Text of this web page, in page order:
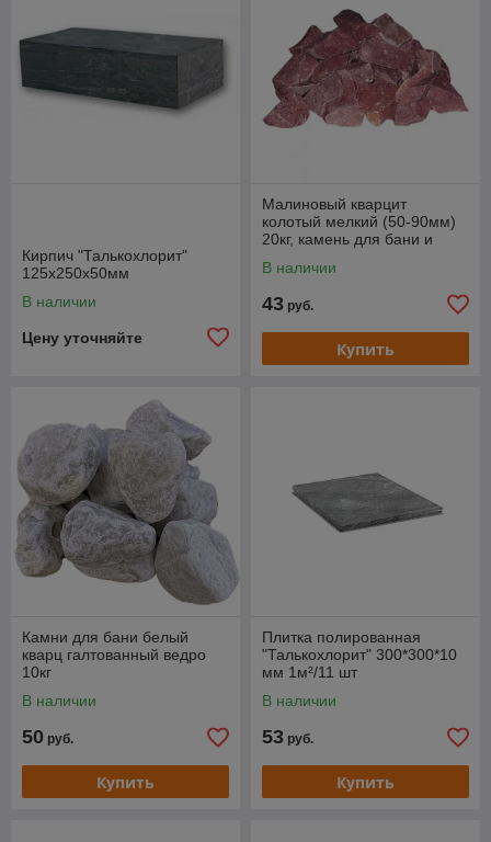
Кирпич "Талькохлорит"
125х250х50мм
В наличии
Цену уточняйте
Малиновый кварцит
колотый мелкий (50-90мм)
20кг, камень для бани и
В наличии
43 руб.
Купить
Камни для бани белый
кварц галтованный ведро
10кг
В наличии
50 руб.
Купить
Плитка полированная
"Талькохлорит" 300*300*10
мм 1м²/11 шт
В наличии
53 руб.
Купить